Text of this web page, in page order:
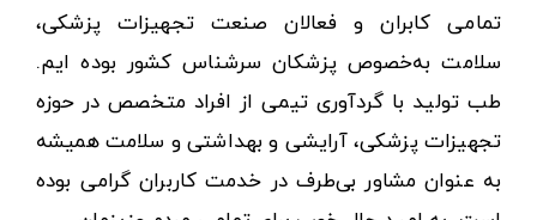
تمامی کابران و فعالان صنعت تجهیزات پزشکی،
سلامت به‌خصوص پزشکان سرشناس کشور بوده ایم.
طب تولید با گردآوری تیمی از افراد متخصص در حوزه
تجهیزات پزشکی، آرایشی و بهداشتی و سلامت همیشه
به عنوان مشاور بی‌طرف در خدمت کاربران گرامی بوده